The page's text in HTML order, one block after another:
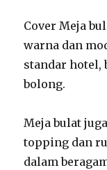
Cover Meja
warna dan
standar hotel,
bolong.
Meja bulat
topping dan
dalam